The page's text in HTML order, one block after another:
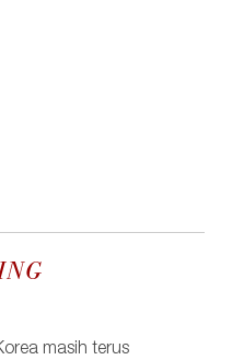
masih terus